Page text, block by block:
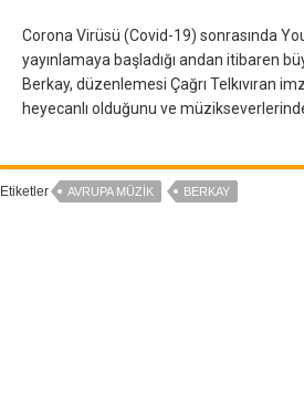
Corona Virüsü (Covid-19) sonrasında
yayınlamaya başladığı andan itibaren
Berkay, düzenlemesi Çağrı Telkıvıran
heyecanlı olduğunu ve
Etiketler AVRUPA MÜZIK BERKAY